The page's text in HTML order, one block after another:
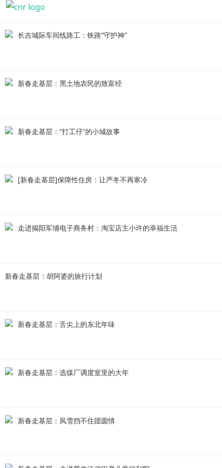
长吉城际车间线路工：铁路“守护神”
新春走基层：黑土地农民的致富经
新春走基层：“打工仔”的小城故事
[新春走基层]保障性住房：让严冬不再寒冷
走进揭阳军埔电子商务村：淘宝店主小许的幸福生活
新春走基层：胡阿婆的旅行计划
新春走基层：舌尖上的东北年味
新春走基层：选煤厂调度室里的大年
新春走基层：风雪挡不住团圆情